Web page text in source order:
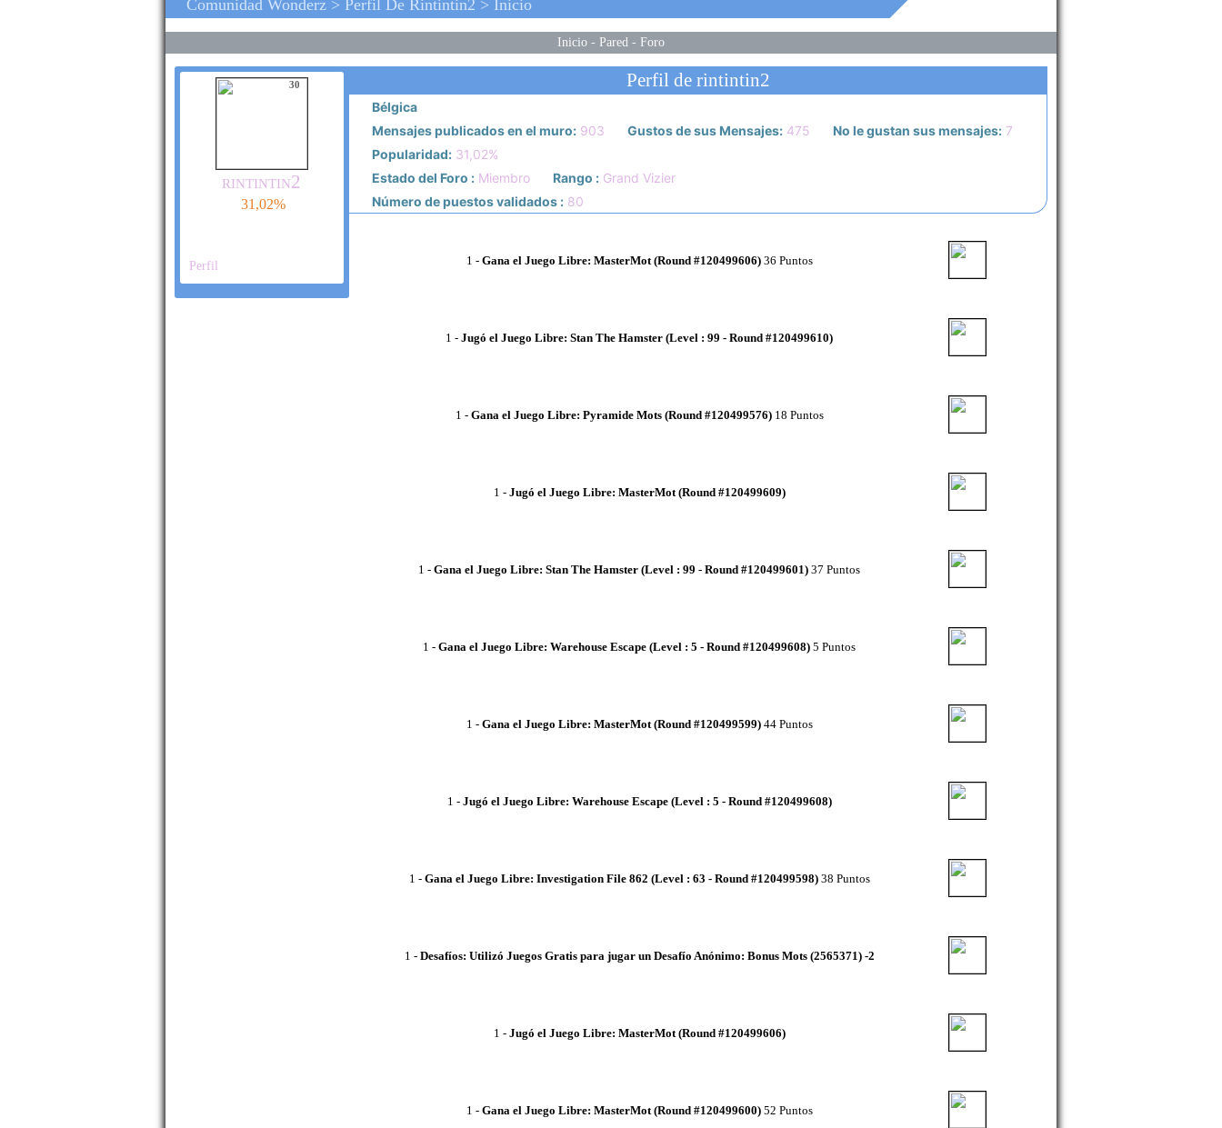
Comunidad Wonderz > Perfil De Rintintin2 > Inicio
Inicio - Pared - Foro
30
rintintin2
31,02%
Perfil
Perfil de rintintin2
Bélgica
Mensajes publicados en el muro:903 Gustos de sus Mensajes:475 No le gustan sus mensajes:7
Popularidad:31,02%
Estado del Foro :Miembro Rango :Grand Vizier
Número de puestos validados :80
1 - Gana el Juego Libre: MasterMot (Round #120499606)36 Puntos
1 -Jugó el Juego Libre: Stan The Hamster (Level : 99 - Round #120499610)
1 - Gana el Juego Libre: Pyramide Mots (Round #120499576)18 Puntos
1 - Jugó el Juego Libre: MasterMot (Round #120499609)
1 -Gana el Juego Libre: Stan The Hamster (Level : 99 - Round #120499601) 37 Puntos
1 -Gana el Juego Libre: Warehouse Escape (Level : 5 - Round #120499608) 5 Puntos
1 - Gana el Juego Libre: MasterMot (Round #120499599)44 Puntos
1 - Jugó el Juego Libre: Warehouse Escape (Level : 5 - Round #120499608)
1 - Gana el Juego Libre: Investigation File 862 (Level : 63 - Round #120499598)38 Puntos
1 - Desafíos: Utilizó Juegos Gratis para jugar un Desafío Anónimo: Bonus Mots (2565371) -2
1 - Jugó el Juego Libre: MasterMot (Round #120499606)
1 - Gana el Juego Libre: MasterMot (Round #120499600)52 Puntos